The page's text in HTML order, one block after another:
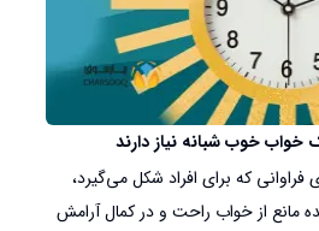
این روزها با توجه به دغدغه‌های فراوانی که برای افراد شکل می‌‎گیرد،
مانع از خواب راحت و در کمال آرامش